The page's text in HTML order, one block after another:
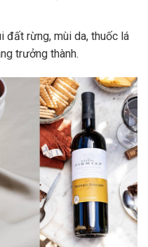
đất rừng, mùi da, thuốc lá
trưởng thành.